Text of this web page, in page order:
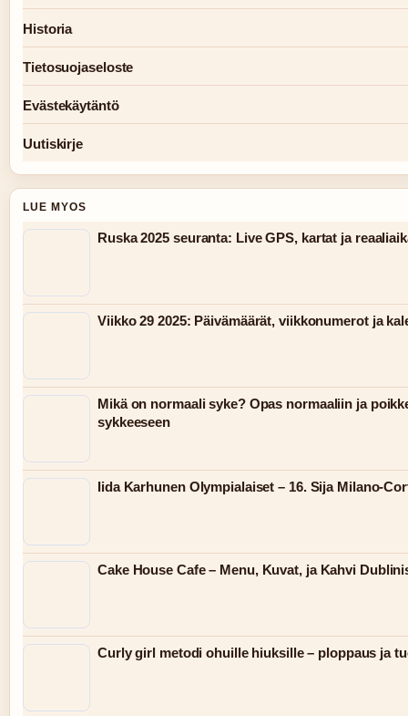
Historia
Tietosuojaseloste
Evästekäytäntö
Uutiskirje
LUE MYOS
Ruska 2025 seuranta: Live GPS, kartat ja
Viikko 29 2025: Päivämäärät, viikkonumerot ja
Mikä on normaali syke? Opas normaaliin ja
sykkeeseen
Iida Karhunen Olympialaiset – 16. Sija Milano-
Cake House Cafe – Menu, Kuvat, ja Kahvi
Curly girl metodi ohuille hiuksille – ploppaus ja